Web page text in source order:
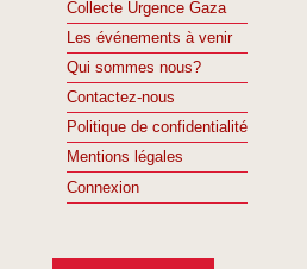
Collecte Urgence Gaza
Les événements à venir
Qui sommes nous?
Contactez-nous
Politique de confidentialité
Mentions légales
Connexion